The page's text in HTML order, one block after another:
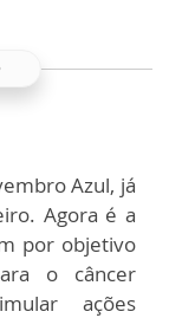
Azul, já
Agora é a
por objetivo
o câncer
ações